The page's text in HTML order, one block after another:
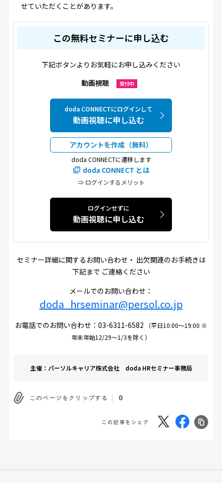
せていただくことがあります。
この無料セミナーに申し込む
下記ボタンよりお気軽にお申し込みください
動画視聴
受付中
doda CONNECTにログインして
動画視聴に申し込む
アカウントを作成（無料）
doda CONNECTに遷移します
doda CONNECT とは
⇒ ログインするメリット
ログインせずに
動画視聴に申し込む
セミナー詳細に関するお問い合わせ・ 出欠関連のお手続きは
下記まで ご連絡ください
メールでのお問い合わせ：
doda_hrseminar@persol.co.jp
お電話でのお問い合わせ： 03-6311-6582
（平日10:00～19:00 ※
年末年始12/29～1/3を除く）
主催：パーソルキャリア株式会社 doda HRセミナー事務局
このページをクリップする 0
この記事をシェア